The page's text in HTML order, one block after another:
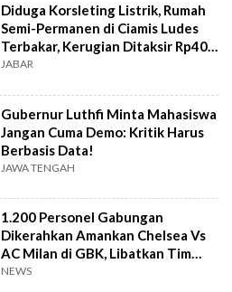
Diduga Korsleting Listrik, Rumah
Semi-Permanen di Ciamis Ludes
Terbakar, Kerugian Ditaksir Rp40
Juta
JABAR
Gubernur Luthfi Minta Mahasiswa
Jangan Cuma Demo: Kritik Harus
Berbasis Data!
JAWA TENGAH
1.200 Personel Gabungan
Dikerahkan Amankan Chelsea Vs
AC Milan di GBK, Libatkan Tim
Jibom hingga K-9
NEWS